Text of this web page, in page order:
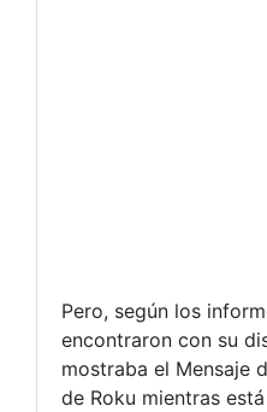
Pero, según los
encontraron con su
mostraba el Mensaje
de Roku mientras